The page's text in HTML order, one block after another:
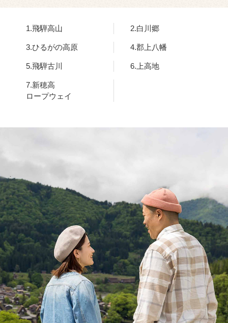
1.飛騨高山 2.白川郷
3.ひるがの高原 4.郡上八幡
5.飛騨古川 6.上高地
7.新穂高
ロープウェイ